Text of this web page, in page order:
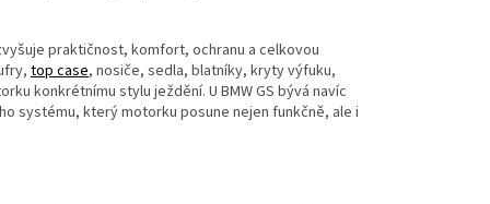
praktičnost, komfort, ochranu a celkovou
top case, nosiče, sedla, blatníky, kryty výfuku,
konkrétnímu stylu ježdění. U BMW GS bývá navíc
systému, který motorku posune nejen funkčně, ale i